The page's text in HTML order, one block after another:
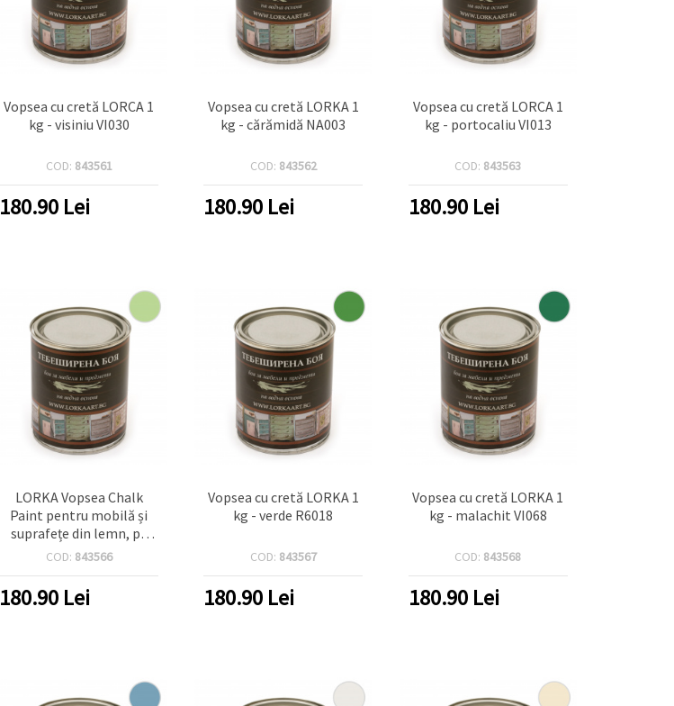
Vopsea cu cretă LORCA 1
kg - visiniu VI030
COD: 843561
180.90 Lei
Vopsea cu cretă LORKA 1
kg - cărămidă NA003
COD: 843562
180.90 Lei
Vopsea cu cretă LORCA 1
kg - portocaliu VI013
COD: 843563
180.90Lei
LORKA Vopsea Chalk
Paint pentru mobilă și
suprafețe din lemn, pe
bază de apă, 1 kg –
(verde deschis), CH281
COD: 843566
180.90 Lei
Vopsea cu cretă LORKA 1
kg - verde R6018
COD: 843567
180.90 Lei
Vopsea cu cretă LORKA 1
kg - malachit VI068
COD: 843568
180.90Lei